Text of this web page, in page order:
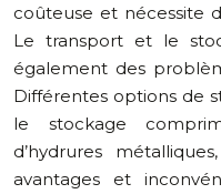
coûteuse et nécessite
Le transport et le
également des
Différentes options de
le stockage
d’hydrures
avantages et